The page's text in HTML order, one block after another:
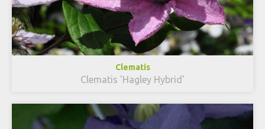
Clematis
Clematis 'Hagley Hybrid'